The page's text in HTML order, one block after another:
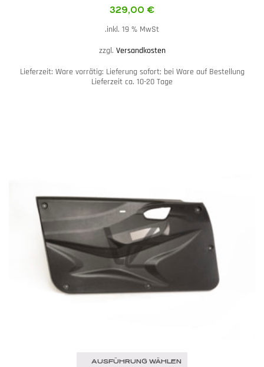
329,00 €
inkl. 19 % MwSt.
zzgl. Versandkosten
Lieferzeit: Ware vorrätig: Lieferung sofort; bei Ware auf Bestellung
Lieferzeit ca. 10-20 Tage
AUSFÜHRUNG WÄHLEN